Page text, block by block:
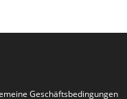
Geschäftsbedingungen